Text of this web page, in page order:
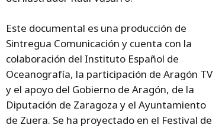
Este documental es una producción de
Sintregua Comunicación y cuenta con la
colaboración del Instituto Español de
Oceanografía, la participación de Aragón TV
y el apoyo del Gobierno de Aragón, de la
Diputación de Zaragoza y el Ayuntamiento
de Zuera. Se ha proyectado en el Festival de